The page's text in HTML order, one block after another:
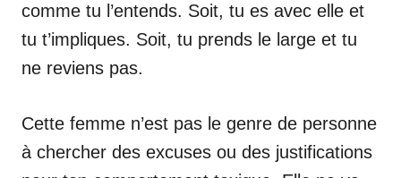
comme tu l’entends. Soit, tu es avec elle et
tu t’impliques. Soit, tu prends le large et tu
ne reviens pas.
Cette femme n’est pas le genre de personne
à chercher des excuses ou des justifications